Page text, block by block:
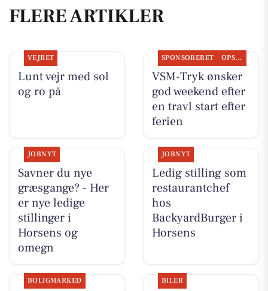
FLERE ARTIKLER
VEJRET
Lunt vejr med sol
og ro på
SPONSORERET OPSLAGSTAVLEN
VSM-Tryk ønsker
god weekend efter
en travl start efter
ferien
JOBNYT
Savner du nye
græsgange? - Her
er nye ledige
stillinger i
Horsens og
omegn
JOBNYT
Ledig stilling som
restaurantchef
hos
BackyardBurger i
Horsens
BOLIGMARKED BILER